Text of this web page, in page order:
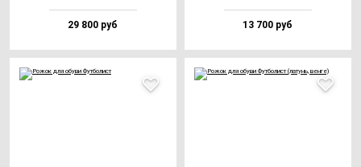
29 800 руб 13 700 руб